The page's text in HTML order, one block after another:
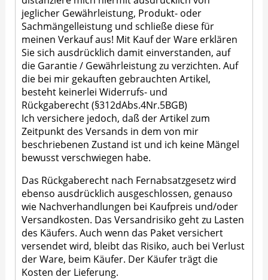
jeglicher Gewährleistung, Produkt- oder
Sachmängelleistung und schließe diese für
meinen Verkauf aus! Mit Kauf der Ware erklären
Sie sich ausdrücklich damit einverstanden, auf
die Garantie / Gewährleistung zu verzichten. Auf
die bei mir gekauften gebrauchten Artikel,
besteht keinerlei Widerrufs- und
Rückgaberecht (§312dAbs.4Nr.5BGB)
Ich versichere jedoch, daß der Artikel zum
Zeitpunkt des Versands in dem von mir
beschriebenen Zustand ist und ich keine Mängel
bewusst verschwiegen habe.
Das Rückgaberecht nach Fernabsatzgesetz wird
ebenso ausdrücklich ausgeschlossen, genauso
wie Nachverhandlungen bei Kaufpreis und/oder
Versandkosten. Das Versandrisiko geht zu Lasten
des Käufers. Auch wenn das Paket versichert
versendet wird, bleibt das Risiko, auch bei Verlust
der Ware, beim Käufer. Der Käufer trägt die
Kosten der Lieferung.